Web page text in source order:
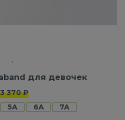
для девочек
3 370 ₽
5A 6A 7A